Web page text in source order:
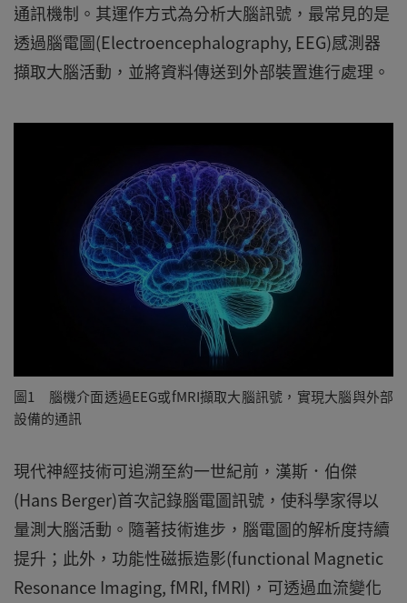
通訊機制。其運作方式為分析大腦訊號，最常見的是
透過腦電圖(Electroencephalography, EEG)感測器
擷取大腦活動，並將資料傳送到外部裝置進行處理。
圖1 腦機介面透過EEG或fMRI擷取大腦訊號，實現大腦與外部
設備的通訊
現代神經技術可追溯至約一世紀前，漢斯．伯傑
(Hans Berger)首次記錄腦電圖訊號，使科學家得以
量測大腦活動。隨著技術進步，腦電圖的解析度持續
提升；此外，功能性磁振造影(functional Magnetic
Resonance Imaging, fMRI, fMRI)，可透過血流變化